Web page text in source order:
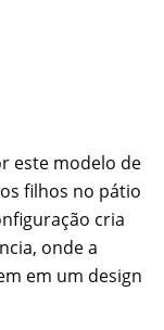
este modelo de
filhos no pátio
cria
onde a
em um design